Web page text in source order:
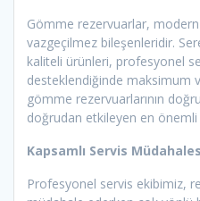
Gömme rezervuarlar,
vazgeçilmez bileşenleridir.
kaliteli ürünleri, profesyonel
desteklendiğinde maksimum
gömme rezervuarlarının
doğrudan etkileyen en
Kapsamlı Servis
Profesyonel servis ekibimiz,